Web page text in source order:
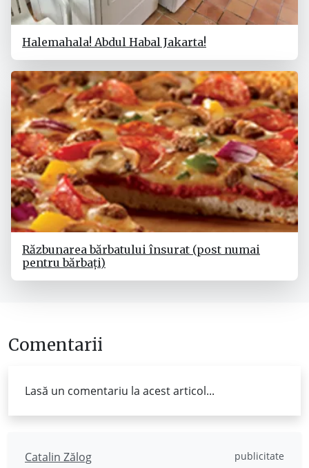
Halemahala! Abdul Habal Jakarta!
Răzbunarea bărbatului însurat (post numai
pentru bărbați)
Comentarii
Lasă un comentariu la acest articol...
Catalin Zălog publicitate